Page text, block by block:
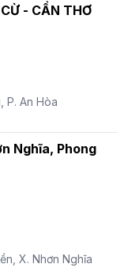
- CẦN THƠ
P. An Hòa
Nghĩa, Phong
X. Nhơn Nghĩa